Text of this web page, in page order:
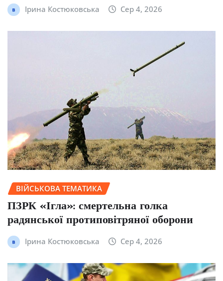
Ірина Костюковська Сер 4, 2026
ВІЙСЬКОВА ТЕМАТИКА
ПЗРК «Ігла»: смертельна голка
радянської протиповітряної оборони
Ірина Костюковська Сер 4, 2026